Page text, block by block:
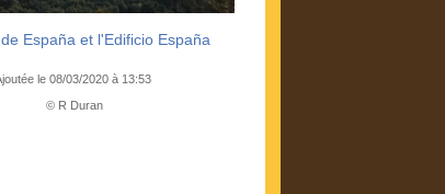
España et l'Edificio España
le 08/03/2020 à 13:53
© R Duran